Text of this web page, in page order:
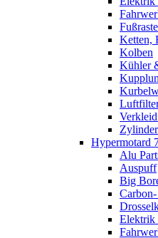
Ketten,
Kolben
Kühler
Hypermotard
Alu
Auspuff
Big
Elektrik